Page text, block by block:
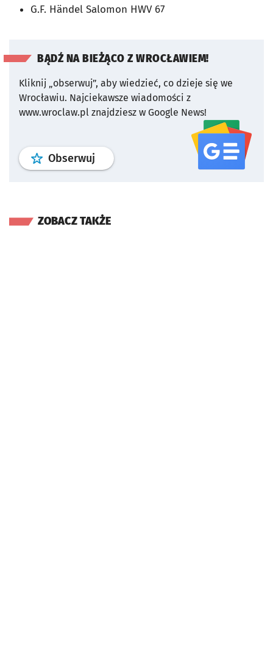
G.F. Händel Salomon HWV 67
BĄDŹ NA BIEŻĄCO Z WROCŁAWIEM!
Kliknij „obserwuj”, aby wiedzieć, co dzieje się we
Wrocławiu. Najciekawsze wiadomości z
www.wroclaw.pl znajdziesz w Google News!
Obserwuj profil serwisu
ZOBACZ TAKŻE